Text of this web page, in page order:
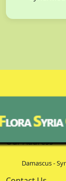
Our Address
Damascus -